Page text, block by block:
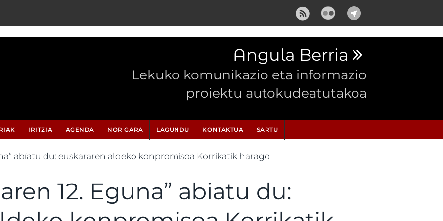
Angula Berria
Lekuko komunikazio eta informazio
proiektu autokudeatutakoa
IRITZIA AGENDA NOR GARA LAGUNDU KONTAKTUA SARTU
abiatu du: euskararen aldeko konpromisoa Korrikatik harago
12. Eguna” abiatu du: